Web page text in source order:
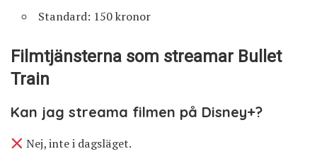
Standard: 150 kronor
Filmtjänsterna som streamar Bullet
Train
Kan jag streama filmen på Disney+?
Nej, inte i dagsläget.